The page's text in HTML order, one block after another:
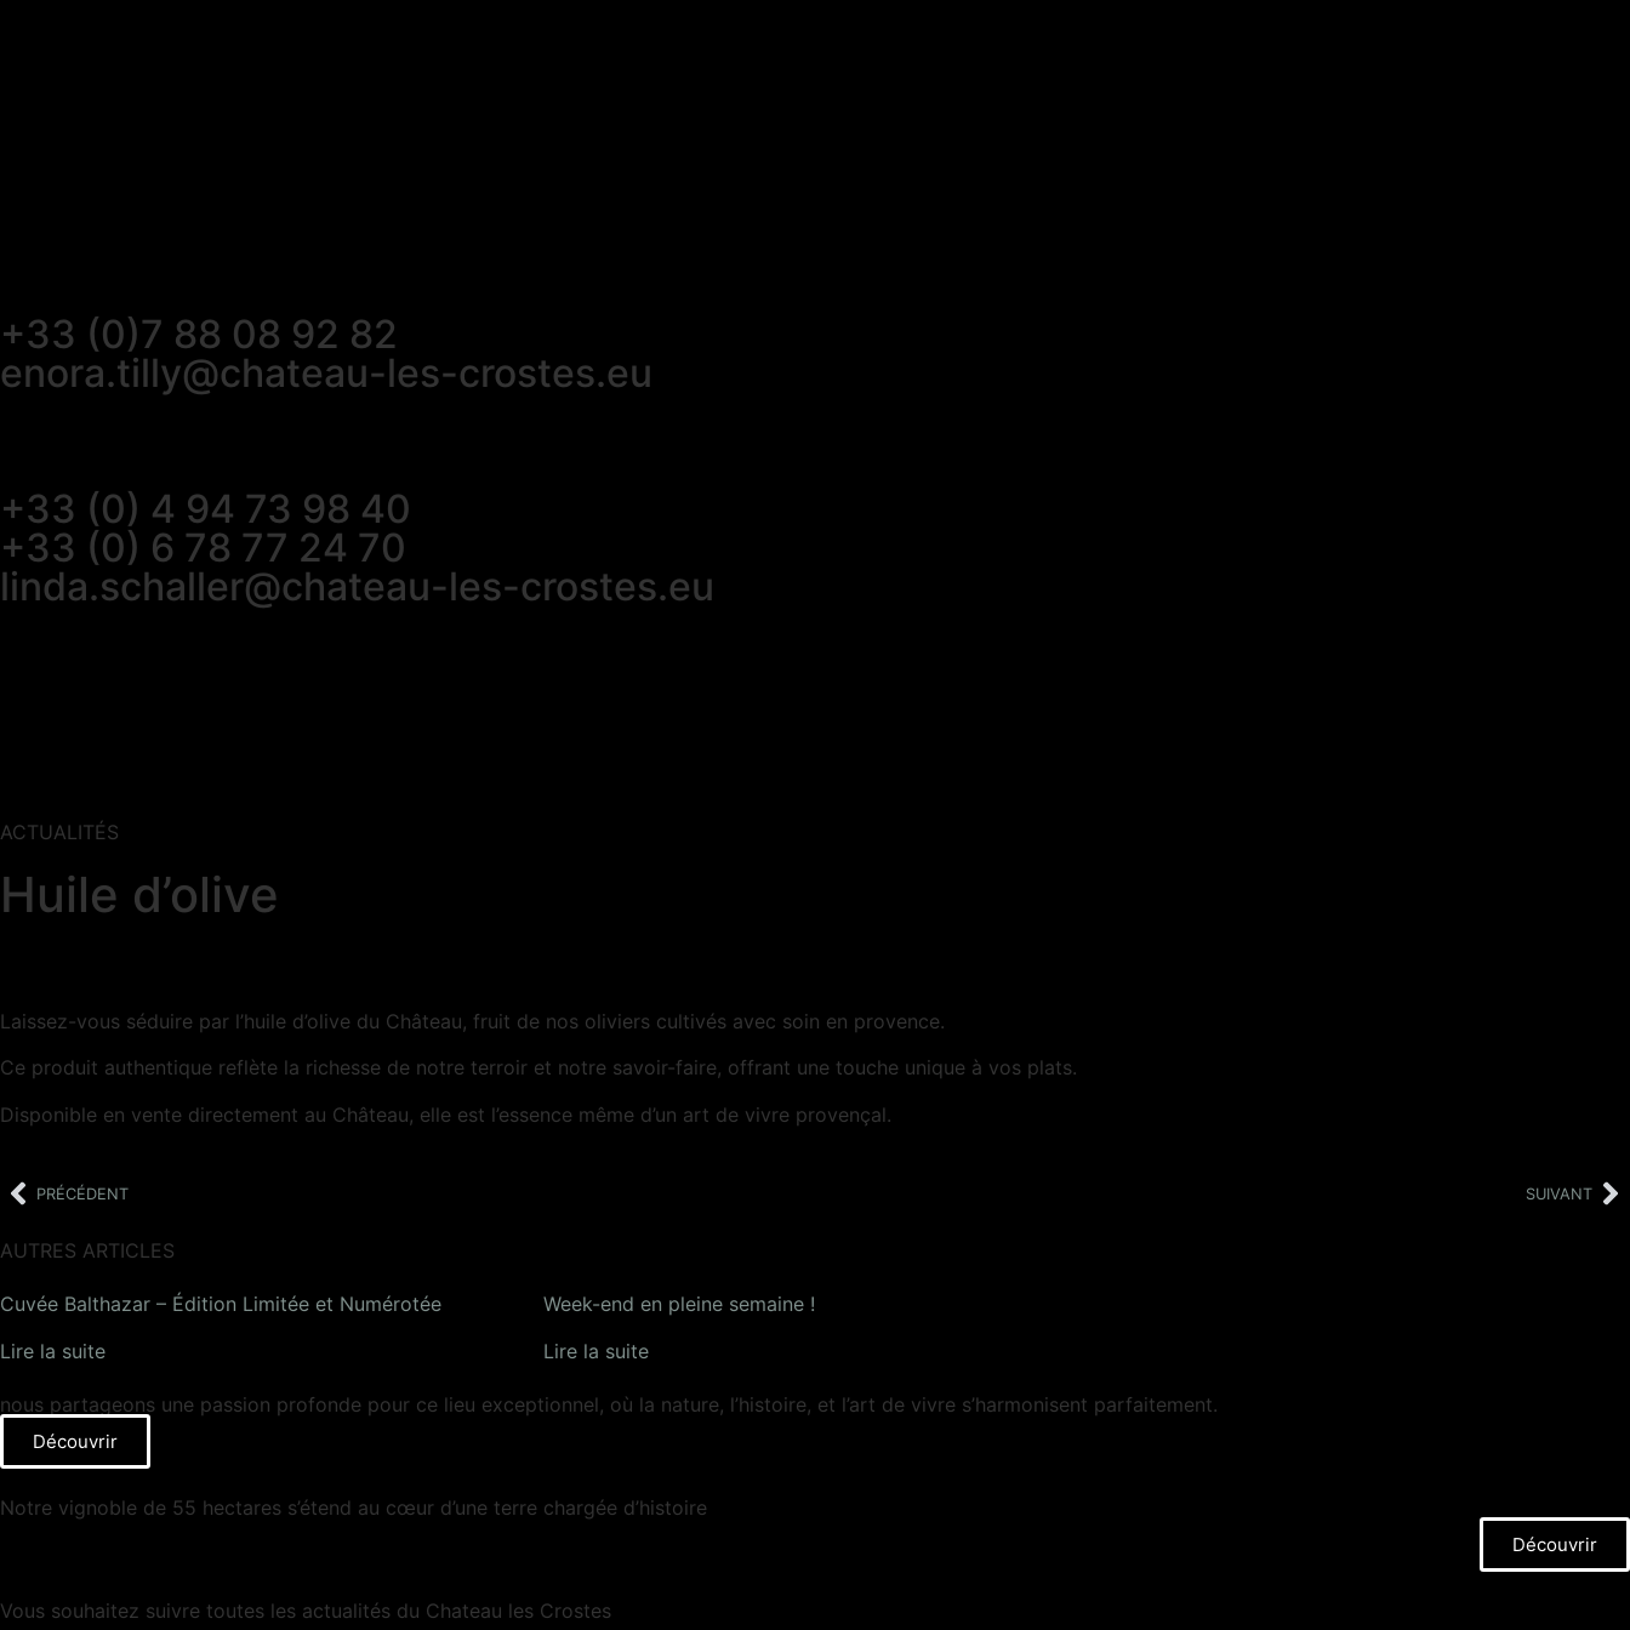
+33 (0)7 88 08 92 82
enora.tilly@chateau-les-crostes.eu
+33 (0) 4 94 73 98 40
+33 (0) 6 78 77 24 70
linda.schaller@chateau-les-crostes.eu
ACTUALITÉS
Huile d’olive
Laissez-vous séduire par l’huile d’olive du Château, fruit de nos oliviers cultivés avec soin en provence.
Ce produit authentique reflète la richesse de notre terroir et notre savoir-faire, offrant une touche unique à vos plats.
Disponible en vente directement au Château, elle est l’essence même d’un art de vivre provençal.
PRÉCÉDENT SUIVANT
AUTRES ARTICLES
Cuvée Balthazar – Édition Limitée et Numérotée
Lire la suite
Week-end en pleine semaine !
Lire la suite
nous partageons une passion profonde pour ce lieu exceptionnel, où la nature, l’histoire, et l’art de vivre s’harmonisent parfaitement.
Découvrir
Notre vignoble de 55 hectares s’étend au cœur d’une terre chargée d’histoire
Découvrir
Vous souhaitez suivre toutes les actualités du Chateau les Crostes